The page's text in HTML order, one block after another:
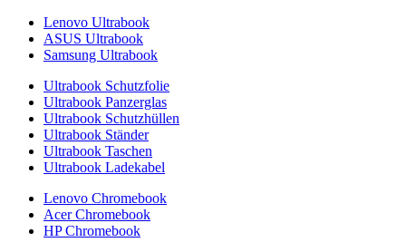
Lenovo Ultrabook
ASUS Ultrabook
Samsung Ultrabook
Ultrabook Schutzfolie
Ultrabook Panzerglas
Ultrabook Schutzhüllen
Ultrabook Ständer
Ultrabook Taschen
Ultrabook Ladekabel
Lenovo Chromebook
Acer Chromebook
HP Chromebook